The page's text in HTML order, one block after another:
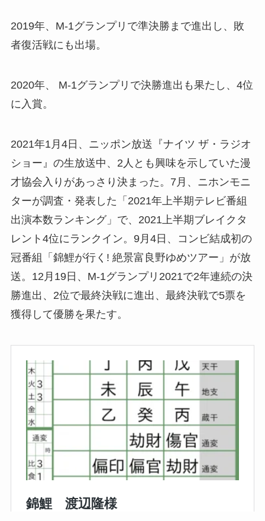
2019年、M-1グランプリで準決勝まで進出し、敗
者復活戦にも出場。
2020年、 M-1グランプリで決勝進出も果たし、4位
に入賞。
2021年1月4日、ニッポン放送『ナイツ ザ・ラジオ
ショー』の生放送中、2人とも興味を示していた漫
才協会入りがあっさり決まった。7月、ニホンモニ
ターが調査・発表した「2021年上半期テレビ番組
出演本数ランキング」で、2021上半期ブレイクタ
レント4位にランクイン。9月4日、コンビ結成初の
冠番組「錦鯉が行く! 絶景富良野ゆめツアー」が放
送。12月19日、M-1グランプリ2021で2年連続の決
勝進出、2位で最終決戦に進出、最終決戦で5票を
獲得して優勝を果たす。